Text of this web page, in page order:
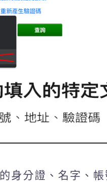
身分證、名字、帳